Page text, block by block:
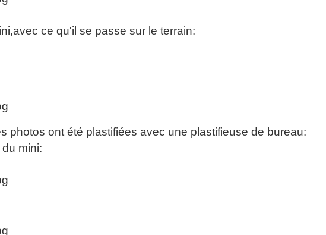
ce qu'il se passe sur le terrain:
photos ont été plastifiées avec une plastifieuse de bureau:
mini: